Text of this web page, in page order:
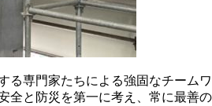
専門家たちによる強固なチーム
と防災を第一に考え、常に最善